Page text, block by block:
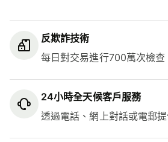
反欺詐技術
每日對交易進行700萬次檢查
24小時全天候客戶服務
透過電話、網上對話或電郵提